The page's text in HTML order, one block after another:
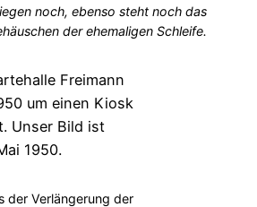
noch, ebenso steht noch das
der ehemaligen Schleife.
der Verlängerung der